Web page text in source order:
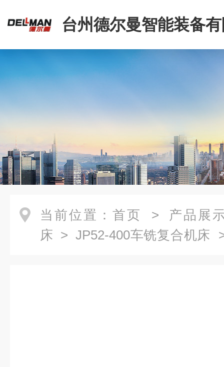
台州德尔曼智能装备
当前位置： 首页 > 产品展
床 > JP52-400车铣复合机床